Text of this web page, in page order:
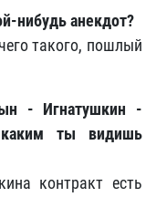
нибудь анекдот?
такого, пошлый
- Игнатушкин -
ты видишь
контракт есть